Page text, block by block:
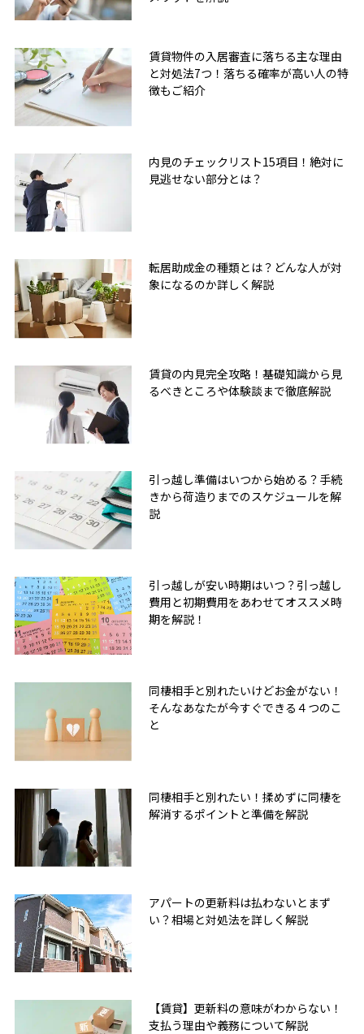
賃貸物件の入居審査に落ちる主な理由
と対処法7つ！落ちる確率が高い人の特
徴もご紹介
内見のチェックリスト15項目！絶対に
見逃せない部分とは？
転居助成金の種類とは？どんな人が対
象になるのか詳しく解説
賃貸の内見完全攻略！基礎知識から見
るべきところや体験談まで徹底解説
引っ越し準備はいつから始める？手続
きから荷造りまでのスケジュールを解
説
引っ越しが安い時期はいつ？引っ越し
費用と初期費用をあわせてオススメ時
期を解説！
同棲相手と別れたいけどお金がない！
そんなあなたが今すぐできる４つのこ
と
同棲相手と別れたい！揉めずに同棲を
解消するポイントと準備を解説
アパートの更新料は払わないとまず
い？相場と対処法を詳しく解説
【賃貸】更新料の意味がわからない！
支払う理由や義務について解説